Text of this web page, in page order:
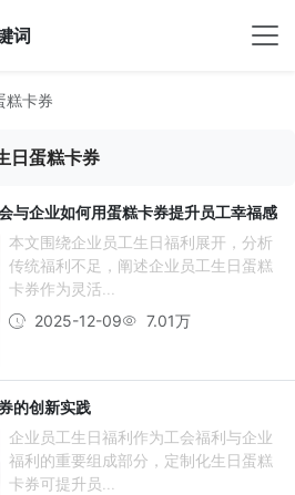
词
糕卡券
日蛋糕卡券
与企业如何用蛋糕卡券提升员工幸福感
本文围绕企业员工生日福利展开，分析
传统福利不足，阐述企业员工生日蛋糕
卡券作为灵活...
2025-12-09
7.01万
的创新实践
企业员工生日福利作为工会福利与企业
福利的重要组成部分，定制化生日蛋糕
卡券可提升员...